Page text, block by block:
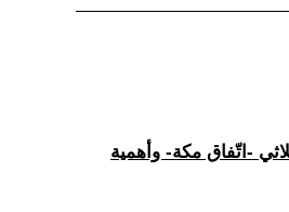
-اتّفاق مكة- وأهمية